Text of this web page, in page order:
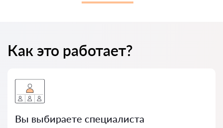
Как это работает?
Вы выбираете специалиста